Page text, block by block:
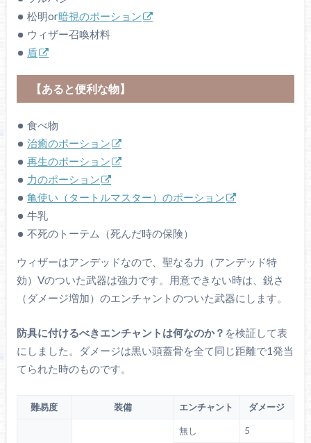
松明or暗視のポーション
ウィザー召喚材料
盾
【あると便利な物】
食べ物
治癒のポーション
再生のポーション
力のポーション
亀使い（タートルマスター）のポーション
牛乳
不死のトーテム（死んだ時の保険）
ウィザーはアンデッドなので、聖なる力（アンデッド特
効）Vのついた武器は強力です。用意できない時は、鋭さ
（ダメージ増加）のエンチャントのついた武器にします。
防具に付けるべきエンチャントは何なのか？ を検証して表
にしました。ダメージは黒い頭蓋骨を全て同じ距離で1発当
てられた時のものです。
難易度 装備 エンチャント ダメージ
無し 5